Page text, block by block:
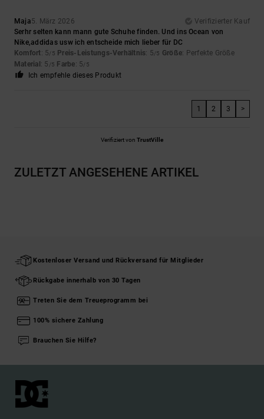
Maja5. März 2026
Verifizierter Kauf
Serhr selten kann mann gute Schuhe finden. Und ins Ocean von
Nike,addidas usw ich entscheide mich lieber für DC
Komfort: 5/5 Preis-Leistungs-Verhältnis: 5/5 Größe: Perfekte Größe
Material: 5 /5 Farbe: 5/5
Ich empfehle dieses Produkt
1 2 3 >
Verifiziert von TrustVille
ZULETZT ANGESEHENE ARTIKEL
Kostenloser Versand und Rückversand für Mitglieder
Rückgabe innerhalb von 30 Tagen
Treten Sie dem Treueprogramm bei
100% sichere Zahlung
Brauchen Sie Hilfe?